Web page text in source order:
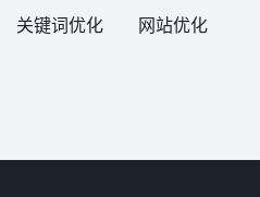
关键词优化
网站优化